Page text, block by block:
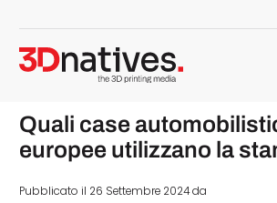
Quali case
europee utilizzano la
Pubblicato il 26 Settembre 2024 da